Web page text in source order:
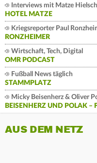
Interviews mit Matze
HOTEL MATZE
Kriegsreporter Paul
RONZHEIMER
Wirtschaft, Tech, Digital
OMR PODCAST
Fußball News täglich
STAMMPLATZ
Micky Beisenherz & Oliver
BEISENHERZ UND POLAK –
AUS DEM NETZ